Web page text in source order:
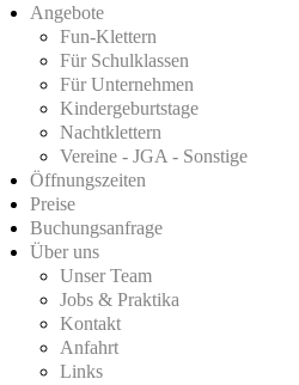
Angebote
Fun-Klettern
Für Schulklassen
Für Unternehmen
Kindergeburtstage
Nachtklettern
Vereine - JGA - Sonstige
Öffnungszeiten
Preise
Buchungsanfrage
Über uns
Unser Team
Jobs & Praktika
Kontakt
Anfahrt
Links